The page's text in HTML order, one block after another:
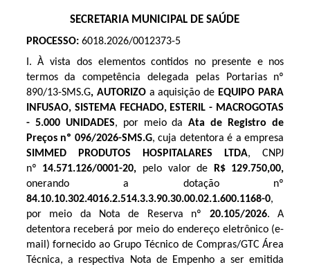
SECRETARIA MUNICIPAL DE SAÚDE
PROCESSO: 6018.2026/0012373-5
I. À vista dos elementos contidos no presente e nos
termos da competência delegada pelas Portarias nº
890/13-SMS.G, AUTORIZO a aquisição de EQUIPO PARA
INFUSAO, SISTEMA FECHADO, ESTERIL - MACROGOTAS
- 5.000 UNIDADES, por meio daAta de Registro de
Preços nº 096/2026-SMS.G, cuja detentora é a empresa
SIMMED PRODUTOS HOSPITALARES LTDA, CNPJ
nº 14.571.126/0001-20, pelo valor de R$ 129.750,00,
onerando a dotação nº
84.10.10.302.4016.2.514.3.3.90.30.00.02.1.600.1168-0,
por meio da Nota de Reserva nº 20.105/2026. A
detentora receberá por meio do endereço eletrônico (e-
mail) fornecido ao Grupo Técnico de Compras/GTC Área
Técnica, a respectiva Nota de Empenho a ser emitida